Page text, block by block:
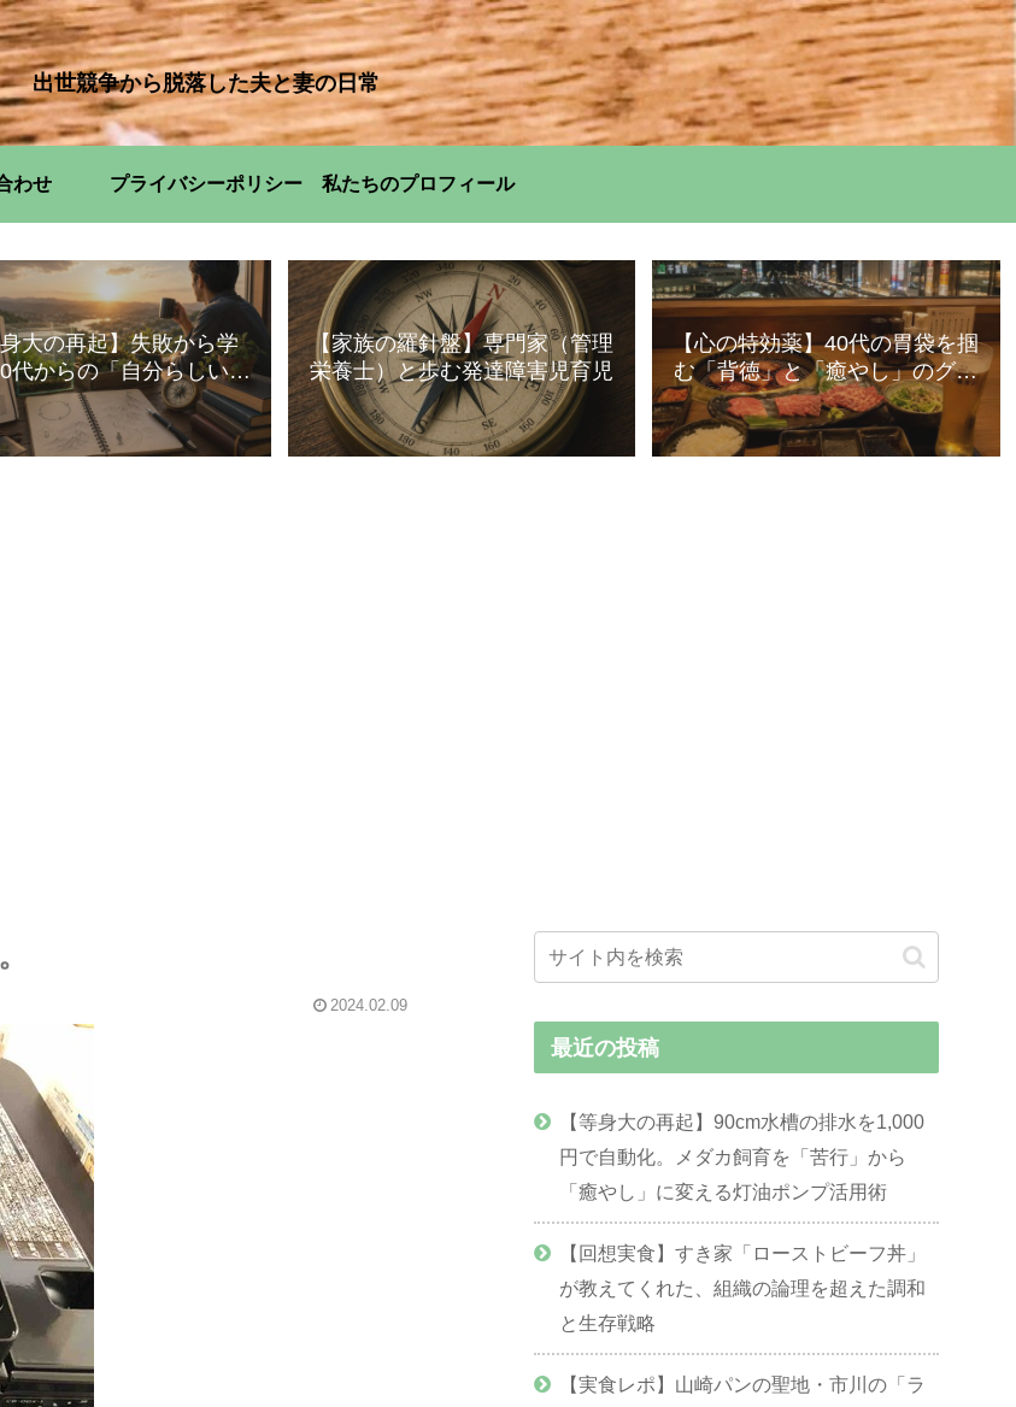
出世競争から脱落した夫と妻の日常
わせ プライバシーポリシー 私たちのプロフィール
大の再起】失敗から学
代からの「自分らしい」
暮らし方
【家族の羅針盤】専門家（管理
栄養士）と歩む発達障害児育児
【心の特効薬】40代の胃袋を掴
む「背徳」と「癒やし」のグル
メ
2024.02.09
最近の投稿
【等身大の再起】90cm水槽の排水を1,000
円で自動化。メダカ飼育を「苦行」から
「癒やし」に変える灯油ポンプ活用術
【回想実食】すき家「ローストビーフ丼」
が教えてくれた、組織の論理を超えた調和
と生存戦略
【実食レポ】山崎パンの聖地・市川の「ラ